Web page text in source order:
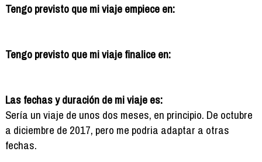
Tengo previsto que mi viaje empiece en:
Tengo previsto que mi viaje finalice en:
Las fechas y duración de mi viaje es:
Sería un viaje de unos dos meses, en principio. De octubre
a diciembre de 2017, pero me podria adaptar a otras
fechas.